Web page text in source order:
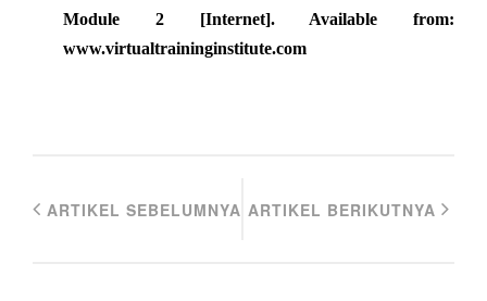
Module 2 [Internet]. Available from:
www.virtualtraininginstitute.com
ARTIKEL SEBELUMNYA ARTIKEL BERIKUTNYA